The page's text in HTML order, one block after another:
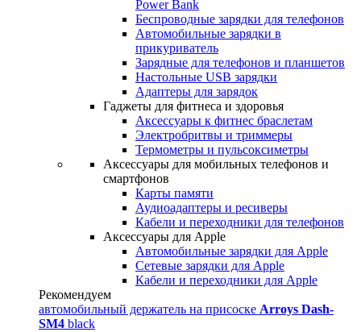
Power Bank
Беспроводные зарядки для телефонов
Автомобильные зарядки в
прикуриватель
Зарядные для телефонов и планшетов
Настольные USB зарядки
Адаптеры для зарядок
Гаджеты для фитнеса и здоровья
Аксессуары к фитнес браслетам
Электробритвы и триммеры
Термометры и пульсоксиметры
Аксессуары для мобильных телефонов и
смартфонов
Карты памяти
Аудиоадаптеры и ресиверы
Кабели и переходники для телефонов
Аксессуары для Apple
Автомобильные зарядки для Apple
Сетевые зарядки для Apple
Кабели и переходники для Apple
Рекомендуем
автомобильный держатель на присоске Arroys Dash-
SM4 black